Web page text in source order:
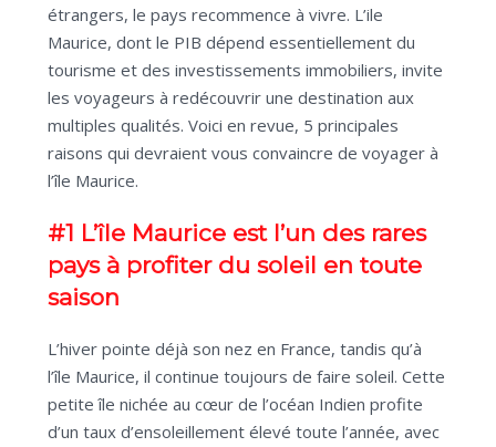
étrangers, le pays recommence à vivre. L’ile
Maurice, dont le PIB dépend essentiellement du
tourisme et des investissements immobiliers, invite
les voyageurs à redécouvrir une destination aux
multiples qualités. Voici en revue, 5 principales
raisons qui devraient vous convaincre de voyager à
l’île Maurice.
#1 L’île Maurice est l’un des rares
pays à profiter du soleil en toute
saison
L’hiver pointe déjà son nez en France, tandis qu’à
l’île Maurice, il continue toujours de faire soleil. Cette
petite île nichée au cœur de l’océan Indien profite
d’un taux d’ensoleillement élevé toute l’année, avec